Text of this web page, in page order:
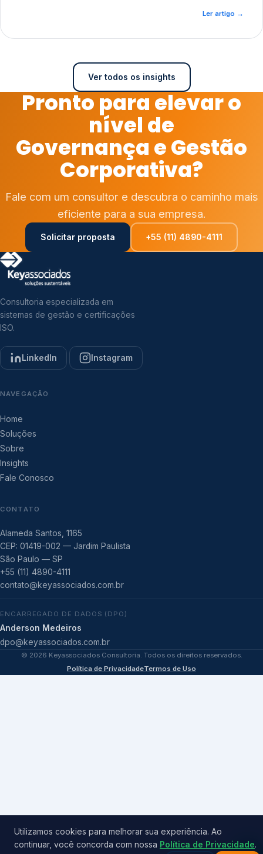
Ler artigo →
Ver todos os insights
Pronto para elevar o
nível de
Governança e Gestão
Corporativa?
Fale com um consultor e descubra o caminho mais
eficiente para a sua empresa.
Solicitar proposta +55 (11) 4890-4111
Consultoria especializada em
sistemas de gestão e certificações
ISO.
LinkedIn Instagram
NAVEGAÇÃO
Home
Soluções
Sobre
Insights
Fale Conosco
CONTATO
Alameda Santos, 1165
CEP: 01419-002 — Jardim Paulista
São Paulo — SP
+55 (11) 4890-4111
contato@keyassociados.com.br
ENCARREGADO DE DADOS (DPO)
Anderson Medeiros
dpo@keyassociados.com.br
© 2026 Keyassociados Consultoria. Todos os direitos reservados.
Política de PrivacidadeTermos de Uso
Utilizamos cookies para melhorar sua experiência. Ao
continuar, você concorda com nossa Política de Privacidade.